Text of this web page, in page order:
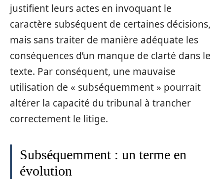
justifient leurs actes en invoquant le
caractère subséquent de certaines décisions,
mais sans traiter de manière adéquate les
conséquences d’un manque de clarté dans le
texte. Par conséquent, une mauvaise
utilisation de « subséquemment » pourrait
altérer la capacité du tribunal à trancher
correctement le litige.
Subséquemment : un terme en
évolution